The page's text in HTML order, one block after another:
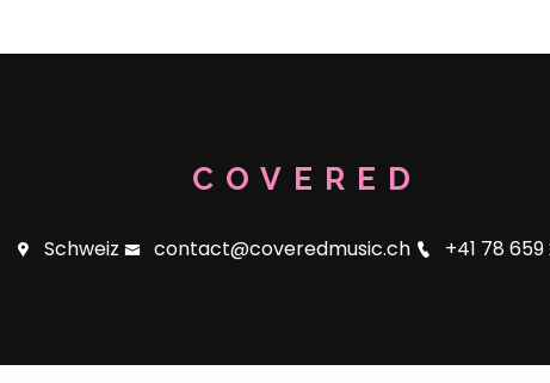
COVERED
Schweiz contact@coveredmusic.ch +41 78